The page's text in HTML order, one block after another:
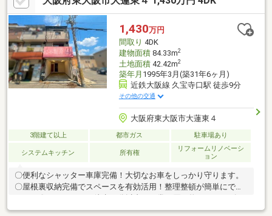
ますのでまずはご希望条件をお聞かせください。ご来店お待ちし
ております。
1,430万円
間取り 4DK
建物面積84.33m2
土地面積42.42m2
築年月 1995年3月(築31年6ヶ月)
近鉄大阪線 久宝寺口駅 徒歩9分
その他の交通
大阪府東大阪市大蓮東４
3階建て以上 都市ガス 駐車場あり
システムキッチン 所有権
リフォームリノベーシ
ョン
〇便利なシャッター車庫完備！大切なお車をしっかり守ります。
〇屋根裏収納完備でスペースを有効活用！整理整頓が簡単にでき
に。〇閑静な住宅地に佇む3階建ての戸建て！落ち着いた環境で新